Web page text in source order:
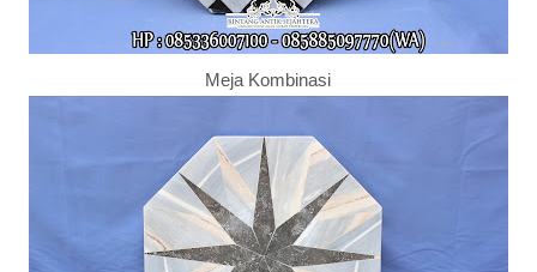
Meja Kombinasi